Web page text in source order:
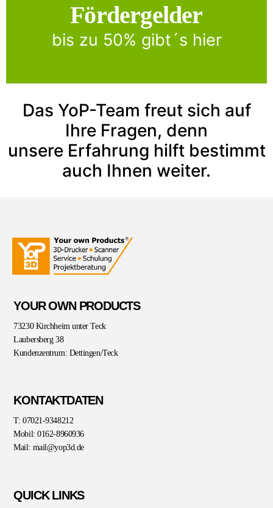
Fördergelder
bis zu 50% gibt´s hier
über den u.g. Link geht´s direkt zu Antragsseite
Click Here
Das YoP-Team freut sich auf
Ihre Fragen, denn
unsere Erfahrung hilft bestimmt
auch Ihnen weiter.
YOUR OWN PRODUCTS
73230 Kirchheim unter Teck
Laubersberg 38
Kundenzentrum: Dettingen/Teck
KONTAKTDATEN
T: 07021-9348212
Mobil: 0162-8960936
Mail: mail@yop3d.de
QUICK LINKS